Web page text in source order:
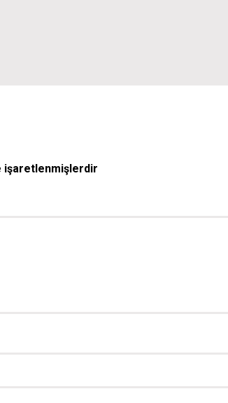
işaretlenmişlerdir